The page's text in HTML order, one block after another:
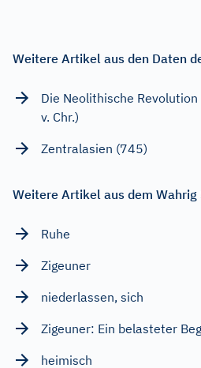
Weitere Artikel aus den Daten
Die Neolithische
v. Chr.)
Zentralasien (745)
Weitere Artikel aus dem
Ruhe
Zigeuner
niederlassen, sich
Zigeuner: Ein belasteter
heimisch